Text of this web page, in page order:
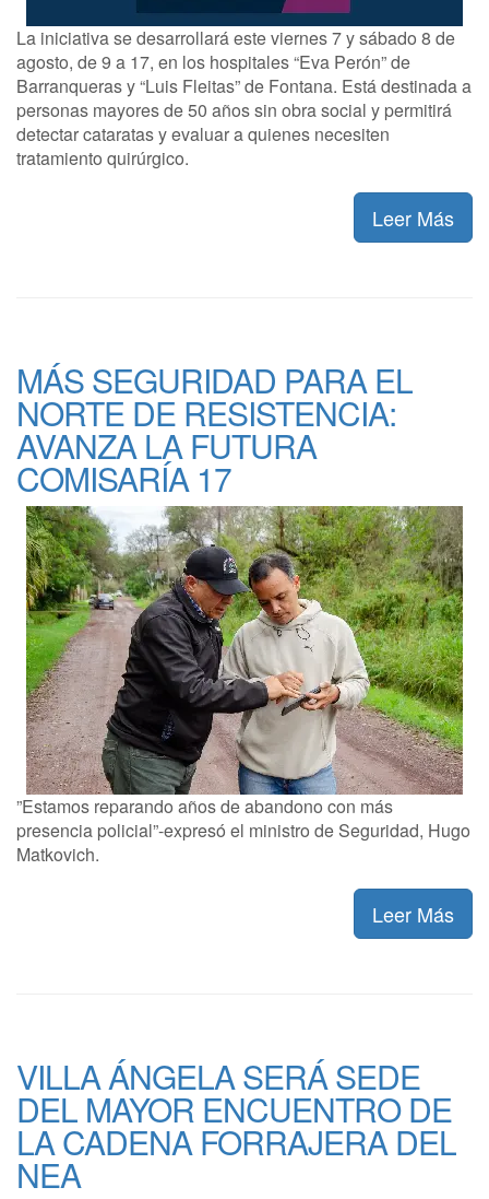
La iniciativa se desarrollará este viernes 7 y sábado 8 de
agosto, de 9 a 17, en los hospitales “Eva Perón” de
Barranqueras y “Luis Fleitas” de Fontana. Está destinada a
personas mayores de 50 años sin obra social y permitirá
detectar cataratas y evaluar a quienes necesiten
tratamiento quirúrgico.
Leer Más
MÁS SEGURIDAD PARA EL
NORTE DE RESISTENCIA:
AVANZA LA FUTURA
COMISARÍA 17
”Estamos reparando años de abandono con más
presencia policial”-expresó el ministro de Seguridad, Hugo
Matkovich.
Leer Más
VILLA ÁNGELA SERÁ SEDE
DEL MAYOR ENCUENTRO DE
LA CADENA FORRAJERA DEL
NEA